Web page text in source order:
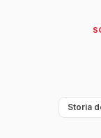
Storia